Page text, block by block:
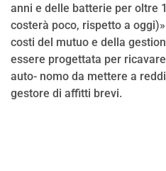
anni e delle batterie per oltre
costerà poco, rispetto a
costi del mutuo e della
essere progettata per
auto- nomo da mettere a
gestore di affitti brevi.